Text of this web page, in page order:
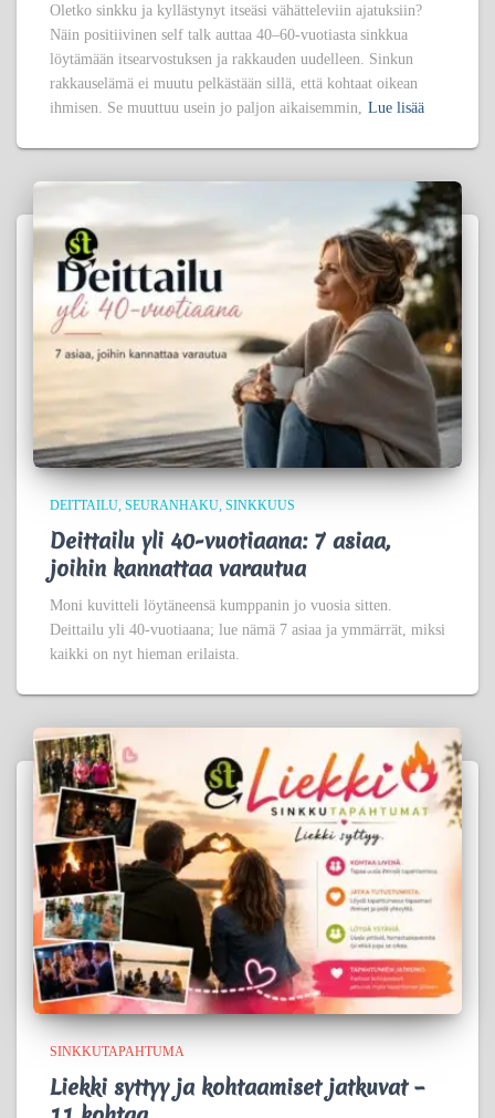
Oletko sinkku ja kyllästynyt itseäsi vähätteleviin ajatuksiin?
Näin positiivinen self talk auttaa 40–60-vuotiasta sinkkua
löytämään itsearvostuksen ja rakkauden uudelleen. Sinkun
rakkauselämä ei muutu pelkästään sillä, että kohtaat oikean
ihmisen. Se muuttuu usein jo paljon aikaisemmin, Lue lisää
DEITTAILU SEURANHAKU SINKKUUS
Deittailu yli 40-vuotiaana: 7 asiaa,
joihin kannattaa varautua
Moni kuvitteli löytäneensä kumppanin jo vuosia sitten.
Deittailu yli 40-vuotiaana; lue nämä 7 asiaa ja ymmärrät, miksi
kaikki on nyt hieman erilaista.
SINKKUTAPAHTUMA
Liekki syttyy ja kohtaamiset jatkuvat –